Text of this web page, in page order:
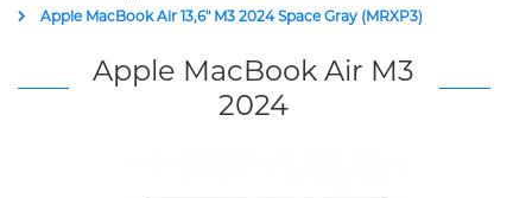
Чехлы
Акустика
Apple MacBook Air 13,6" M3 2024 Space Gray (MRXP3)
Apple MacBook Air M3
2024